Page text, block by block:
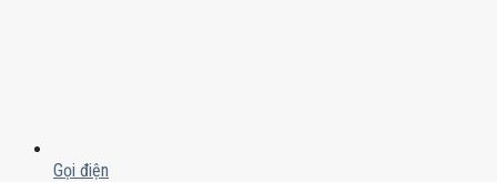
Gọi điện